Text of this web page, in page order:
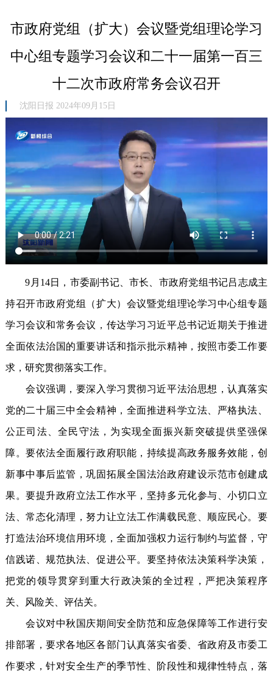
市政府党组（扩大）会议暨党组理论学习
中心组专题学习会议和二十一届第一百三
十二次市政府常务会议召开
沈阳日报 2024年09月15日
9月14日，市委副书记、市长、市政府党组书记吕志成主
持召开市政府党组（扩大）会议暨党组理论学习中心组专题
学习会议和常务会议，传达学习习近平总书记近期关于推进
全面依法治国的重要讲话和指示批示精神，按照市委工作要
求，研究贯彻落实工作。
会议强调，要深入学习贯彻习近平法治思想，认真落实
党的二十届三中全会精神，全面推进科学立法、严格执法、
公正司法、全民守法，为实现全面振兴新突破提供坚强保
障。要依法全面履行政府职能，持续提高政务服务效能，创
新事中事后监管，巩固拓展全国法治政府建设示范市创建成
果。要提升政府立法工作水平，坚持多元化参与、小切口立
法、常态化清理，努力让立法工作满载民意、顺应民心。要
打造法治环境信用环境，全面加强权力运行制约与监督，守
信践诺、规范执法、促进公平。要坚持依法决策科学决策，
把党的领导贯穿到重大行政决策的全过程，严把决策程序
关、风险关、评估关。
会议对中秋国庆期间安全防范和应急保障等工作进行安
排部署，要求各地区各部门认真落实省委、省政府及市委工
作要求，针对安全生产的季节性、阶段性和规律性特点，落